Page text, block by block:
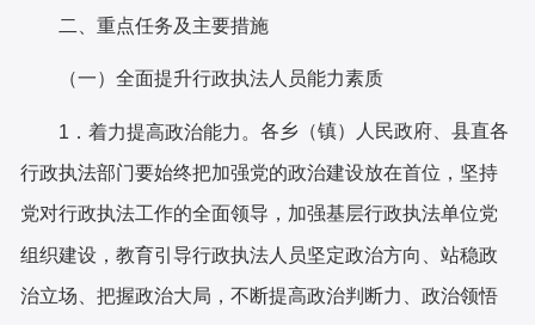
二、重点任务及主要措施
（一）全面提升行政执法人员能力素质
1．着力提高政治能力 。各乡（镇）人民政府、县直各
行政执法部门要始终把加强党的政治建设放在首位，坚持
党对行政执法工作的全面领导，加强基层行政执法单位党
组织建设，教育引导行政执法人员坚定政治方向、站稳政
治立场、把握政治大局，不断提高政治判断力、政治领悟